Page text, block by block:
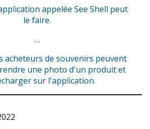
appelée See Shell peut
le faire.
…
acheteurs de souvenirs peuvent
une photo d'un produit et
sur l'application.